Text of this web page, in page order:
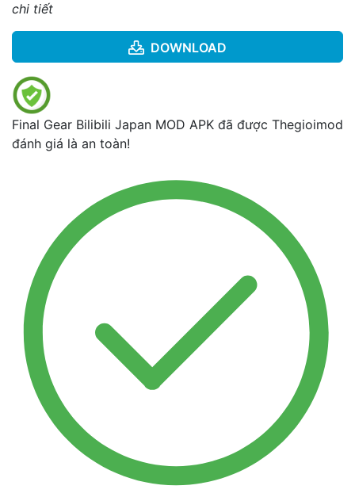
chi tiết
DOWNLOAD
Final Gear Bilibili Japan MOD APK đã được Thegioimod
đánh giá là an toàn!